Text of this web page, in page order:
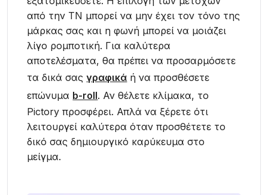
από την ΤΝ μπορεί να μην έχει τον τόνο της
μάρκας σας και η φωνή μπορεί να μοιάζει
λίγο ρομποτική. Για καλύτερα
αποτελέσματα, θα πρέπει να προσαρμόσετε
τα δικά σαςγραφικά ή να προσθέσετε
επώνυμα b-roll. Αν θέλετε κλίμακα, το
Pictory προσφέρει. Απλά να ξέρετε ότι
λειτουργεί καλύτερα όταν προσθέτετε το
δικό σας δημιουργικό καρύκευμα στο
μείγμα.